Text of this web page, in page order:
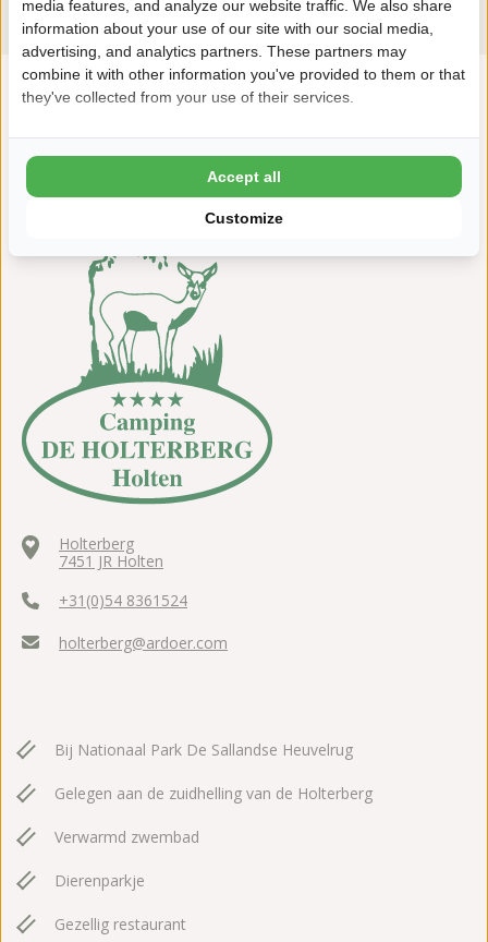
"Waterpret voor alle leeftijden"
Holterberg
7451 JR Holten
+31(0)54 8361524
holterberg@ardoer.com
Bij Nationaal Park De Sallandse Heuvelrug
Gelegen aan de zuidhelling van de Holterberg
Verwarmd zwembad
Dierenparkje
Gezellig restaurant
media features, and analyze our website traffic. We also share
information about your use of our site with our social media,
advertising, and analytics partners. These partners may
combine it with other information you've provided to them or that
they've collected from your use of their services.
Customize
Accept all